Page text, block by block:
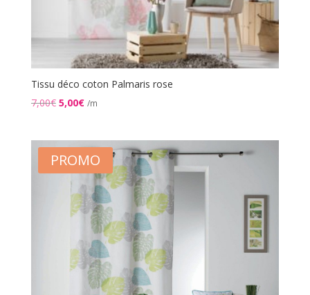
Tissu déco coton Palmaris rose
7,00€ Le
initial
était :
7,00€.
5,00€Le
actuel
est :
5,00€.
/m
PROMO